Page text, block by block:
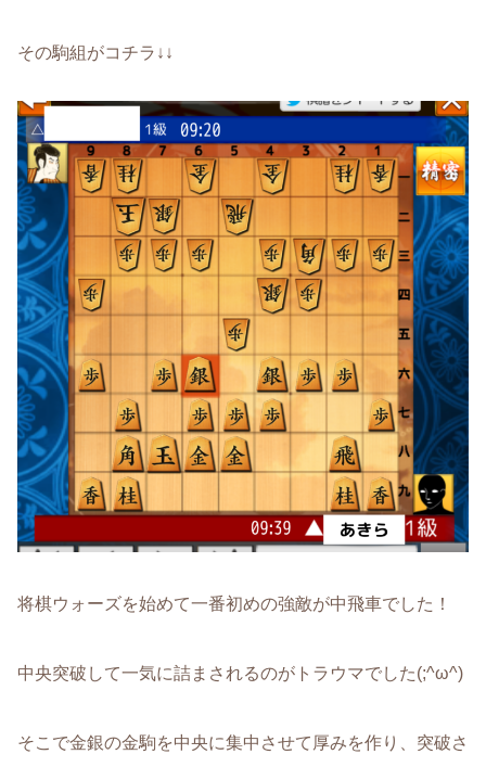
その駒組がコチラ↓↓
将棋ウォーズを始めて一番初めの強敵が中飛車でした！
中央突破して一気に詰まされるのがトラウマでした(;^ω^)
そこで金銀の金駒を中央に集中させて厚みを作り、突破さ